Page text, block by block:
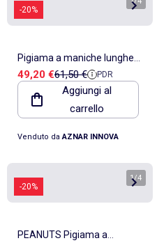
-20%
Pigiama a maniche lunghe
da donna PEANUTS HoHo
Mood
Prezzo di vendita
49,20 €Prezzo di riferimento
61,50 € PDR
Aggiungi al
carrello
Venduto da AZNAR INNOVA
-20%
1/4
PEANUTS Pigiama a